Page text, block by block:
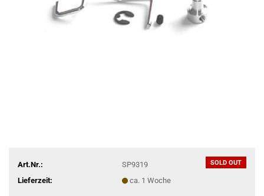
SOLD OUT
Art.Nr.:
SP9319
Lieferzeit:
ca. 1 Woche